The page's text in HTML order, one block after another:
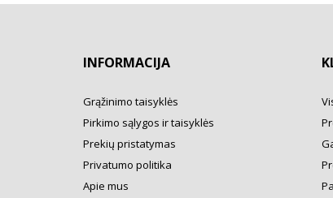
INFORMACIJA
Grąžinimo taisyklės
Pirkimo sąlygos ir taisyklės
Prekių pristatymas
Privatumo politika
Apie mus